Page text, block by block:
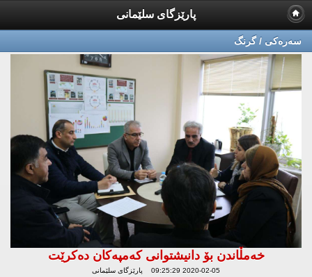
پارێزگای سلێمانی
سه‌ره‌كی / گرنگ
خەمڵاندن بۆ دانیشتوانى کەمپەکان دەکرێت
2020-02-05 09:25:29 پارێزگای سلێمانی